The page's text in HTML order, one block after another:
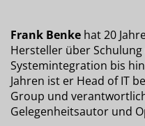
Frank Benke hat 20
Hersteller über
Systemintegration bis
Jahren ist er Head of IT
Group und
Gelegenheitsautor und